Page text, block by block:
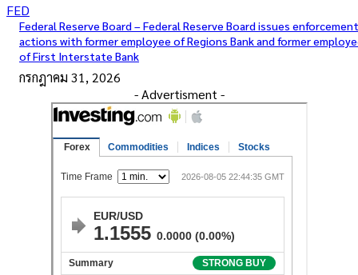
FED
Federal Reserve Board – Federal Reserve Board issues enforcement
actions with former employee of Regions Bank and former
of First Interstate Bank
กรกฎาคม 31, 2026
- Advertisment -